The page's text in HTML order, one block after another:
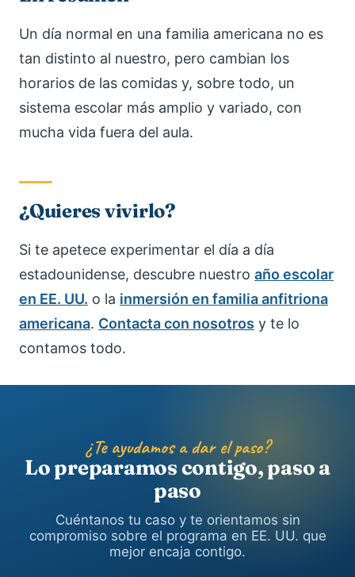
Un día normal en una familia americana no es
tan distinto al nuestro, pero cambian los
horarios de las comidas y, sobre todo, un
sistema escolar más amplio y variado, con
mucha vida fuera del aula.
¿Quieres vivirlo?
Si te apetece experimentar el día a día
estadounidense, descubre nuestro año escolar
en EE. UU. o la inmersión en familia anfitriona
americana. Contacta con nosotros y te lo
contamos todo.
¿Te ayudamos a dar el paso?
Lo preparamos contigo, paso a
paso
Cuéntanos tu caso y te orientamos sin
compromiso sobre el programa en EE. UU. que
mejor encaja contigo.